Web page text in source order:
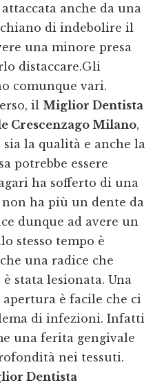
anche da una
di indebolire il
una minore presa
distaccare.Gli
comunque vari.
il Miglior Dentista
Crescenzago Milano,
la qualità e anche la
potrebbe essere
ha sofferto di una
ha più un dente da
dunque ad avere un
stesso tempo è
una radice che
stata lesionata. Una
è facile che ci
di infezioni. Infatti
una ferita gengivale
nei tessuti.
Dentista